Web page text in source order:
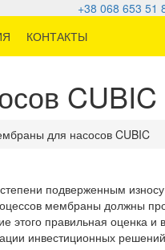
+38 068 653 51
КОНТАКТЫ
CUBIC
для насосов CUBIC
подверженным
мембраны должны
этого правильная оценка
инвестиционных